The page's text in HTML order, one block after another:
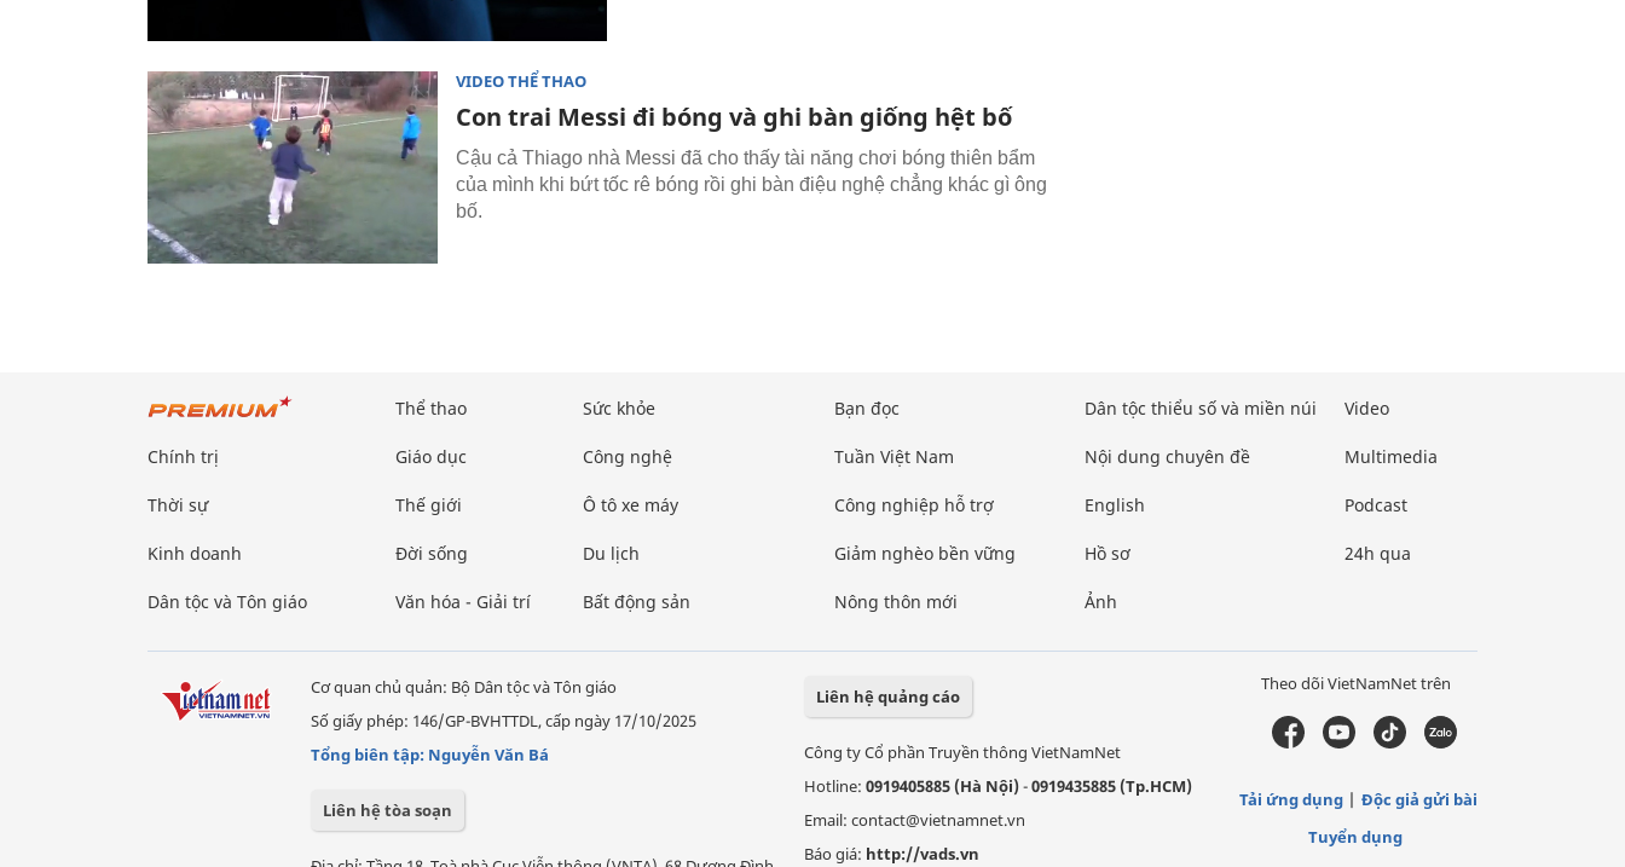
VIDEO THỂ THAO
Con trai Messi đi bóng và ghi bàn giống hệt bố
Cậu cả Thiago nhà Messi đã cho thấy tài năng chơi bóng thiên bẩm
của mình khi bứt tốc rê bóng rồi ghi bàn điệu nghệ chẳng khác gì ông
bố.
Chính trị
Thời sự
Kinh doanh
Dân tộc và Tôn giáo
Thể thao
Giáo dục
Thế giới
Đời sống
Văn hóa - Giải trí
Sức khỏe
Công nghệ
Ô tô xe máy
Du lịch
Bất động sản
Bạn đọc
Tuần Việt Nam
Công nghiệp hỗ trợ
Giảm nghèo bền vững
Nông thôn mới
Dân tộc thiểu số và miền núi
Nội dung chuyên đề
English
Hồ sơ
Ảnh
Video
Multimedia
Podcast
24h qua
Cơ quan chủ quản: Bộ Dân tộc và Tôn giáo
Số giấy phép: 146/GP-BVHTTDL, cấp ngày 17/10/2025
Tổng biên tập: Nguyễn Văn Bá
Liên hệ tòa soạn
Liên hệ quảng cáo
Công ty Cổ phần Truyền thông VietNamNet
Hotline: 0919405885 (Hà Nội)-0919435885 (Tp.HCM)
Email: contact@vietnamnet.vn
Báo giá: http://vads.vn
Theo dõi VietNamNet trên
Tải ứng dụng
Độc giả gửi bài
Tuyển dụng